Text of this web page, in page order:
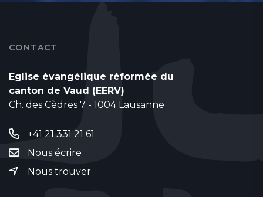
CONTACT
Eglise évangélique réformée du
canton de Vaud (EERV)
Ch. des Cèdres 7 - 1004 Lausanne
+41 21 331 21 61
Nous écrire
Nous trouver